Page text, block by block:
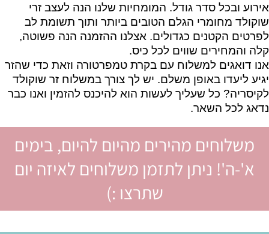
אירוע ובכל סדר גודל. המומחיות שלנו הנה לעצב זרי
שוקולד מחומרי הגלם הטובים ביותר ותוך תשומת לב
לפרטים הקטנים כגדולים. אצלנו ההזמנה הנה פשוטה,
קלה והמחירים שווים לכל כיס.
אנו דואגים למשלוח עם בקרת טמפרטורה וזאת כדי שהזר
יגיע ליעדו באופן משלם. יש לך צורך במשלוח זר שוקולד
לקיסריה? כל שעליך לעשות הוא להיכנס להזמין ואנו כבר
נדאג לכל השאר.
משלוחים מהירים מהיום להיום, בימים
א'-ה'! ניתן לתזמן משלוחים לאיזה יום
שתרצו :)